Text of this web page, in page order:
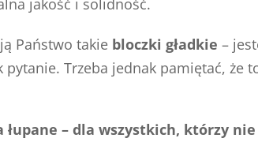
Państwo takie bloczki gładkie –
pytanie. Trzeba jednak pamiętać,
łupane – dla wszystkich, którzy